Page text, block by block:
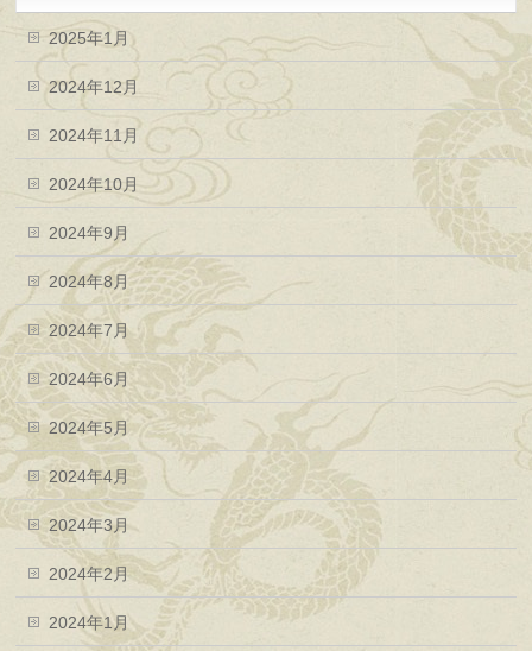
2025年1月
2024年12月
2024年11月
2024年10月
2024年9月
2024年8月
2024年7月
2024年6月
2024年5月
2024年4月
2024年3月
2024年2月
2024年1月